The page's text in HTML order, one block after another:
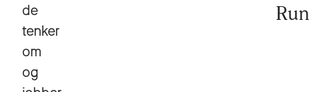
de
tenker
om
og